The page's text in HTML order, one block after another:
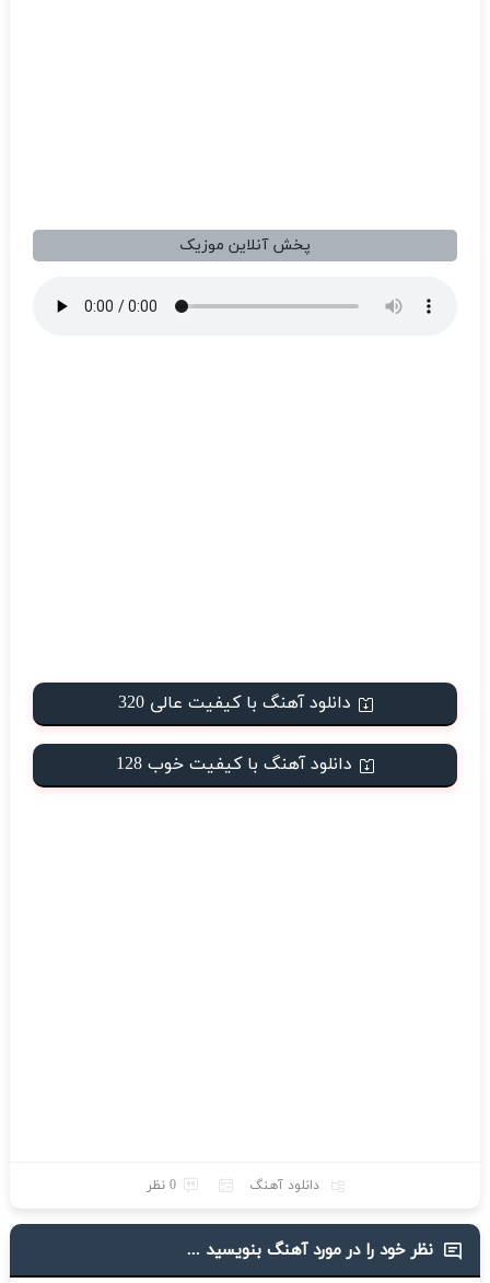
پخش آنلاین موزیک
دانلود آهنگ با کیفیت عالی 320
دانلود آهنگ با کیفیت خوب 128
دانلود آهنگ 0 نظر
نظر خود را در مورد آهنگ بنویسید ...